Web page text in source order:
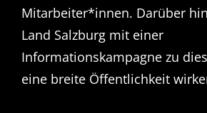
Mitarbeiter*innen. Darüber
Land Salzburg mit einer
Informationskampagne zu
eine breite Öffentlichkeit